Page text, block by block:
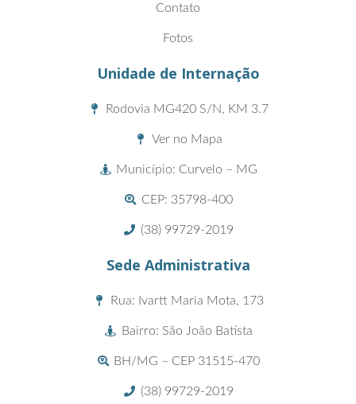
Contato
Fotos
Unidade de Internação
Rodovia MG420 S/N, KM 3.7
Ver no Mapa
Município: Curvelo – MG
CEP: 35798-400
(38) 99729-2019
Sede Administrativa
Rua: Ivartt Maria Mota, 173
Bairro: São João Batista
BH/MG – CEP 31515-470
(38) 99729-2019